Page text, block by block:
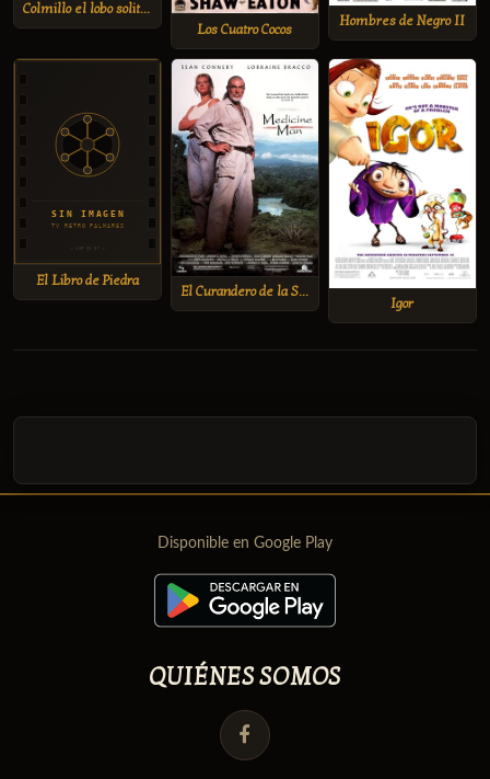
Colmillo el lobo solitario
Los Cuatro Cocos
Hombres de Negro II
El Libro de Piedra
El Curandero de la Selva
Igor
Disponible en Google Play
QUIÉNES SOMOS